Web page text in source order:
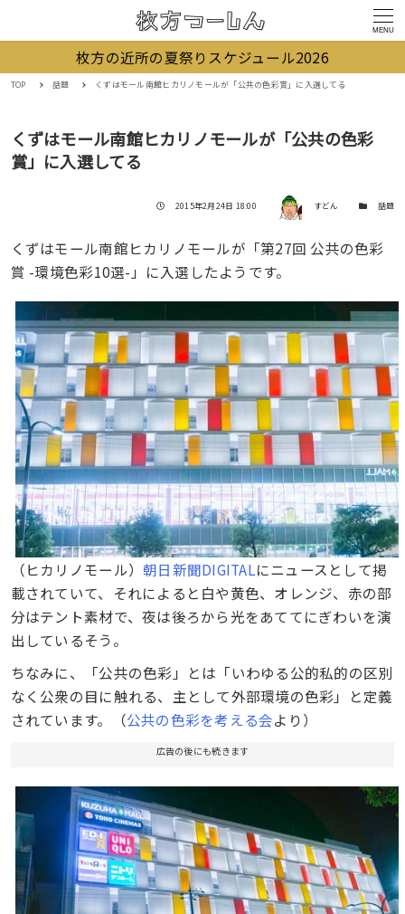
MENU
枚方の近所の夏祭りスケジュール2026
TOP 話題 くずはモール南館ヒカリノモールが「公共の色彩賞」に入選してる
くずはモール南館ヒカリノモールが「公共の色彩
賞」に入選してる
投稿日
2015年2月24日 18:00 著者 すどん カテゴリー
話題
くずはモール南館ヒカリノモールが「第27回 公共の色彩
賞 -環境色彩10選-」に入選したようです。
（ヒカリノモール）朝日新聞DIGITALにニュースとして掲
載されていて、それによると白や黄色、オレンジ、赤の部
分はテント素材で、夜は後ろから光をあててにぎわいを演
出しているそう。
ちなみに、「公共の色彩」とは「いわゆる公的私的の区別
なく公衆の目に触れる、主として外部環境の色彩」と定義
されています。（公共の色彩を考える会より）
広告の後にも続きます